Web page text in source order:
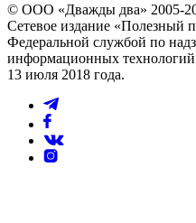
© ООО «Дважды два» 2005-
Сетевое издание «Полезный
Федеральной службой по
информационных
13 июля 2018 года.